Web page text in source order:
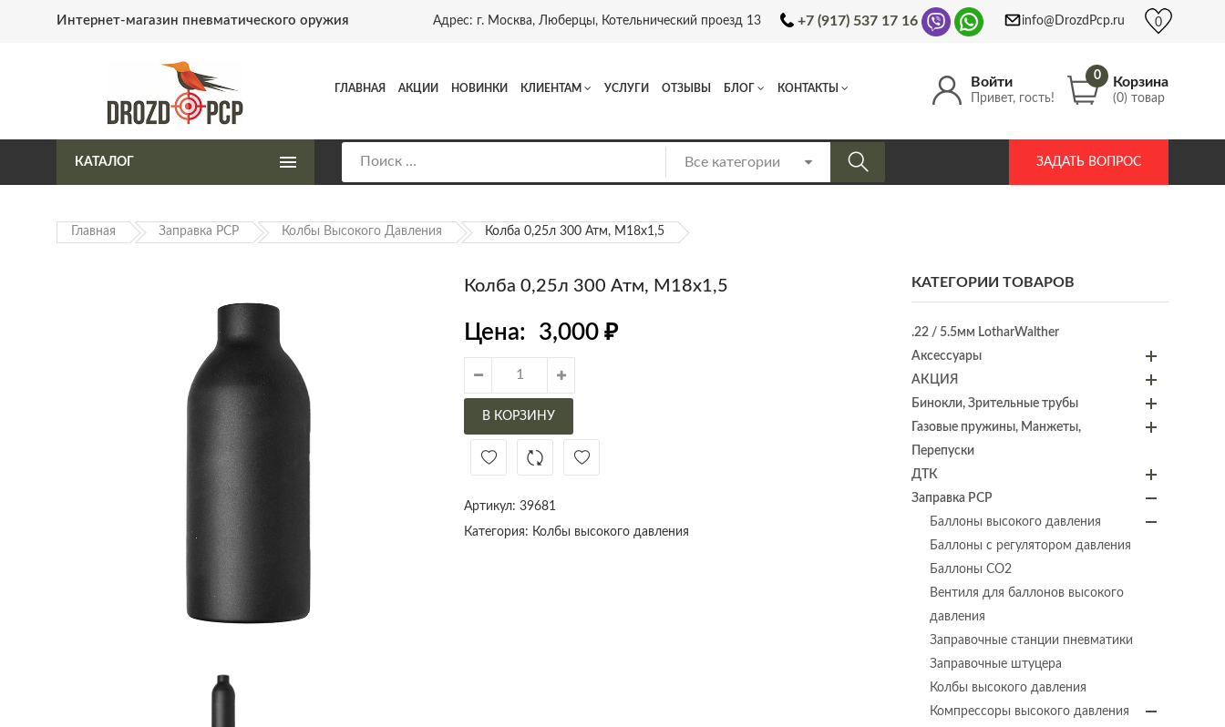
Интернет-магазин пневматического оружия Адрес: г. Москва, Люберцы, Котельнический проезд 13 +7 (917) 537 17 16 info@DrozdPcp.ru 0
Войти
Привет, гость!
0 Корзина
(0) товар
ГЛАВНАЯ АКЦИИ НОВИНКИ КЛИЕНТАМ УСЛУГИ ОТЗЫВЫ БЛОГ КОНТАКТЫ
КАТАЛОГ ЗАДАТЬ ВОПРОС
Главная Заправка PCP Колбы Высокого Давления Колба 0,25л 300 Атм, М18х1,5
Колба 0,25л 300 Атм, М18х1,5
Цена: 3,000 ₽
В КОРЗИНУ
Артикул: 39681
Категория: Колбы высокого давления
КАТЕГОРИИ ТОВАРОВ
.22 / 5.5мм LotharWalther
Аксессуары
АКЦИЯ
Бинокли, Зрительные трубы
Газовые пружины, Манжеты,
Перепуски
ДТК
Заправка PCP
Баллоны высокого давления
Баллоны с регулятором давления
Баллоны СО2
Вентиля для баллонов высокого
давления
Заправочные станции пневматики
Заправочные штуцера
Колбы высокого давления
Компрессоры высокого давления